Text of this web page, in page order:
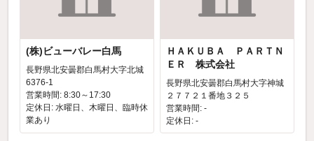
(株)ビューバレー白馬
長野県北安曇郡白馬村大字北城
6376-1
営業時間: 8:30～17:30
定休日: 水曜日、木曜日、臨時休
業あり
ＨＡＫＵＢＡ ＰＡＲＴＮ
ＥＲ 株式会社
長野県北安曇郡白馬村大字神城
２７７２１番地３２５
営業時間: -
定休日: -